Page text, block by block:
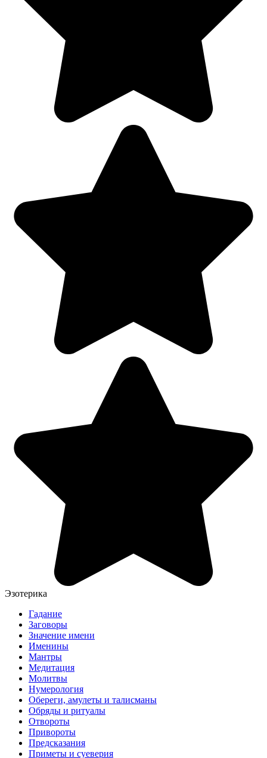
Эзотерика
Гадание
Заговоры
Значение имени
Именины
Мантры
Медитация
Молитвы
Нумерология
Обереги, амулеты и талисманы
Обряды и ритуалы
Отвороты
Привороты
Предсказания
Приметы и суеверия